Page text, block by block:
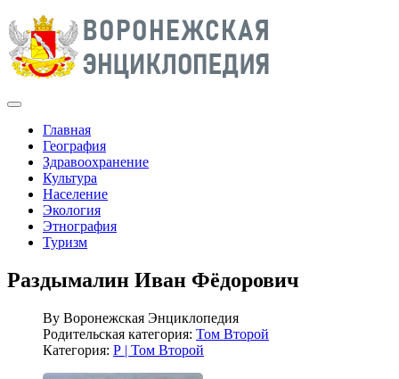
Главная
География
Здравоохранение
Культура
Население
Экология
Этнография
Туризм
Раздымалин Иван Фёдорович
By Воронежская Энциклопедия
Родительская категория: Том Второй
Категория: Р | Том Второй